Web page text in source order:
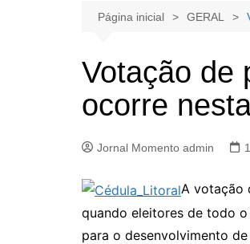
Página inicial GERAL
Votação de
ocorre
Jornal Momento admin
A votação
quando eleitores de todo
para o desenvolvimento